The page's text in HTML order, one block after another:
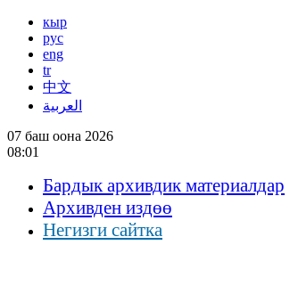
кыр
рус
eng
tr
中文
العربية
07 баш оона 2026
08:01
Бардык архивдик материалдар
Архивден издөө
Негизги сайтка